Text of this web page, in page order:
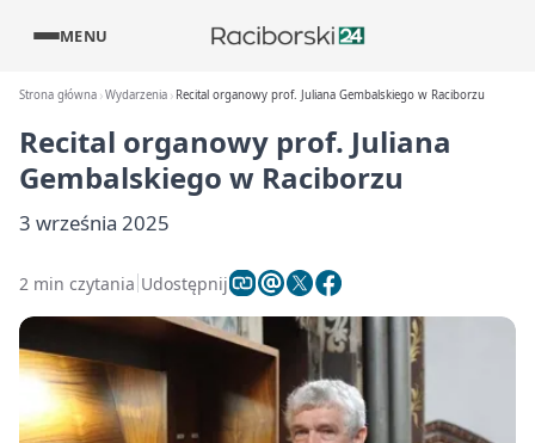
MENU
Strona główna Wydarzenia Recital organowy prof. Juliana Gembalskiego w Raciborzu
Recital organowy prof. Juliana
Gembalskiego w Raciborzu
3 września 2025
2 min czytania Udostępnij